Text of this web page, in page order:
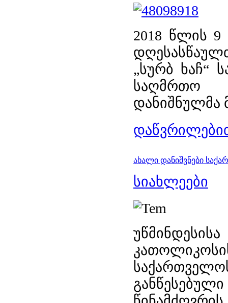
2018 წლის 9
„სურბ ხაჩ“
საღმრთო
დანიშნულმა
ახალი დანიშვნები
სიახლეები